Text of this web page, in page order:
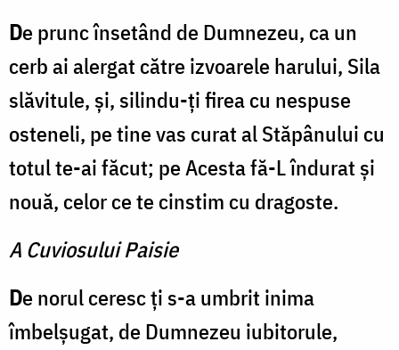
De prunc însetând de Dumnezeu, ca un
cerb ai alergat către izvoarele harului, Sila
slăvitule, și, silindu-ți firea cu nespuse
osteneli, pe tine vas curat al Stăpânului cu
totul te-ai făcut; pe Acesta fă-L îndurat şi
nouă, celor ce te cinstim cu dragoste.
A Cuviosului Paisie
De norul ceresc ți s-a umbrit inima
îmbelșugat, de Dumnezeu iubitorule,